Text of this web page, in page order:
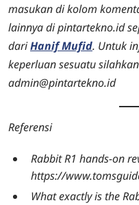
masukan di kolom
lainnya di pintartekno.id
dariHanif Mufid. Untuk
keperluan sesuatu
admin@pintartekno.id
Referensi
Rabbit R1 hands-on
https://
What exactly is the